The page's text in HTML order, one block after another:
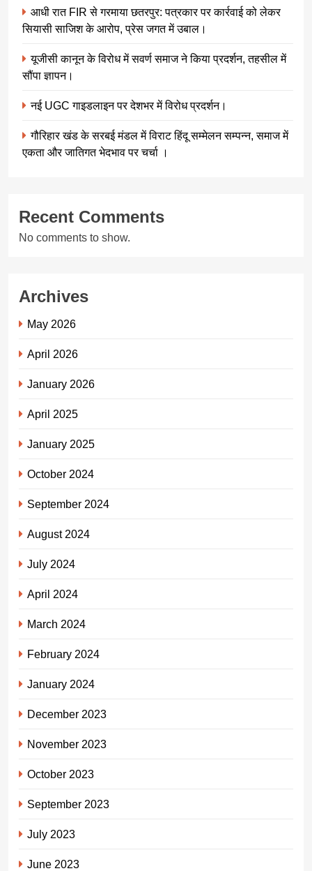
आधी रात FIR से गरमाया छतरपुर: पत्रकार पर कार्रवाई को लेकर
सियासी साजिश के आरोप, प्रेस जगत में उबाल।
यूजीसी कानून के विरोध में सवर्ण समाज ने किया प्रदर्शन, तहसील में
सौंपा ज्ञापन।
नई UGC गाइडलाइन पर देशभर में विरोध प्रदर्शन।
गौरिहार खंड के सरबई मंडल में विराट हिंदू सम्मेलन सम्पन्न, समाज में
एकता और जातिगत भेदभाव पर चर्चा ।
Recent Comments
No comments to show.
Archives
May 2026
April 2026
January 2026
April 2025
January 2025
October 2024
September 2024
August 2024
July 2024
April 2024
March 2024
February 2024
January 2024
December 2023
November 2023
October 2023
September 2023
July 2023
June 2023